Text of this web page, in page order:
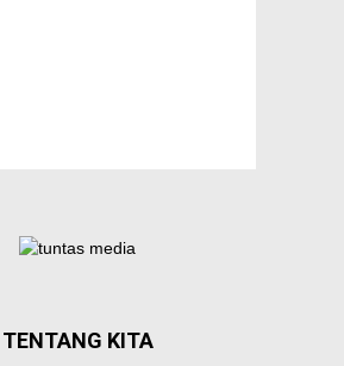
TENTANG KITA